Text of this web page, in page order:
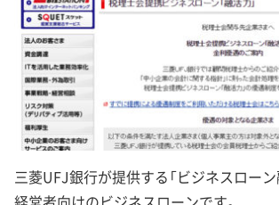
三菱UFJ銀行が提供する「ビジネスローン